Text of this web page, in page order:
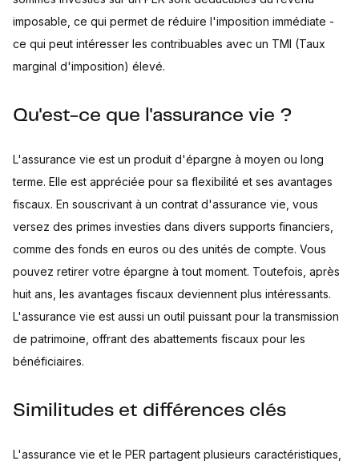
imposable, ce qui permet de réduire l'imposition immédiate -
ce qui peut intéresser les contribuables avec un TMI (Taux
marginal d'imposition) élevé.
Qu'est-ce que l'assurance vie ?
L'assurance vie est un produit d'épargne à moyen ou long
terme. Elle est appréciée pour sa flexibilité et ses avantages
fiscaux. En souscrivant à un contrat d'assurance vie, vous
versez des primes investies dans divers supports financiers,
comme des fonds en euros ou des unités de compte. Vous
pouvez retirer votre épargne à tout moment. Toutefois, après
huit ans, les avantages fiscaux deviennent plus intéressants.
L'assurance vie est aussi un outil puissant pour la transmission
de patrimoine, offrant des abattements fiscaux pour les
bénéficiaires.
Similitudes et différences clés
L'assurance vie et le PER partagent plusieurs caractéristiques,